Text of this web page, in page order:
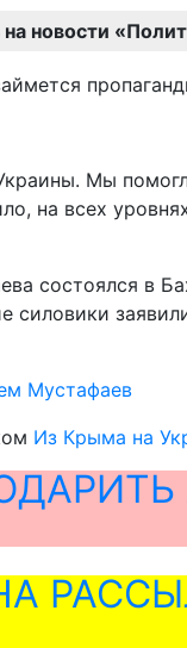
новости
Мы
на всех
состоялся в
силовики
Мустафаев
Из Крыма на